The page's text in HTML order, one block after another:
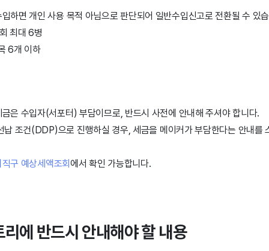
하면 개인 사용 목적 아님으로 판단되어 일반수입신고로 전환될 수 있
최대 6병
6개 이하
은 수입자(서포터) 부담이므로, 반드시 사전에 안내해 주셔야 합니다.
납 조건(DDP)으로 진행하실 경우, 세금을 메이커가 부담한다는 안내를
구 예상세액조회 에서 확인 가능합니다.
에 반드시 안내해야 할 내용